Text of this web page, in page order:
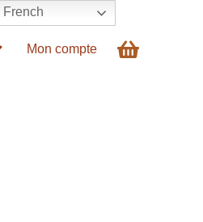
Mon compte
French